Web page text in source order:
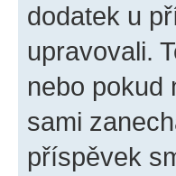
dodatek u
upravovali.
nebo pokud
sami
příspěvek